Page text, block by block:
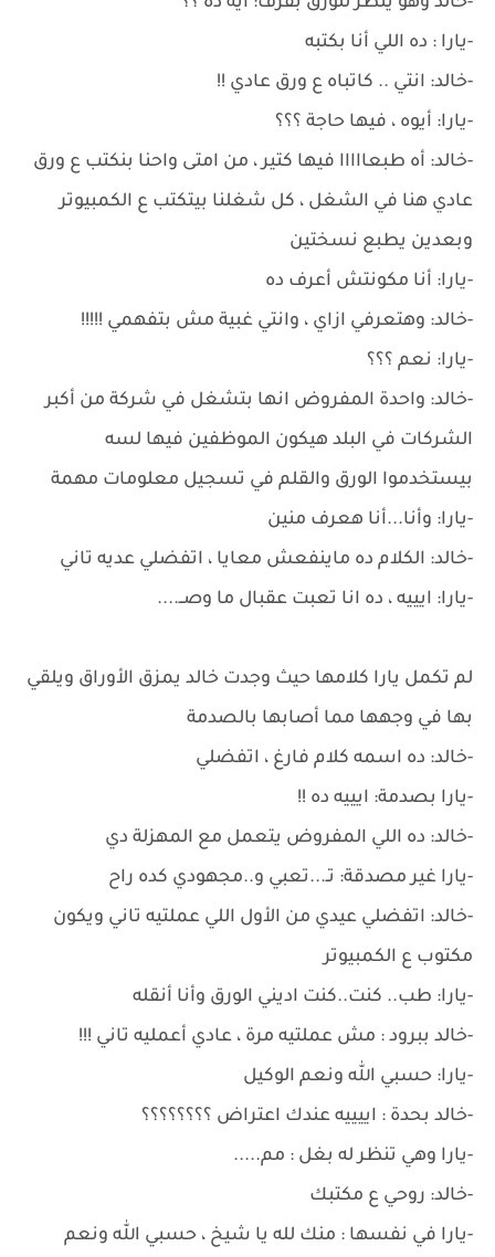
-يارا : ده اللي أنا بكتبه
-خالد: انتي .. كاتباه ع ورق عادي !!
-يارا: أيوه ، فيها حاجة ؟؟؟
-خالد: أه طبعااااا فيها كتير ، من امتى واحنا بنكتب ع ورق
عادي هنا في الشغل ، كل شغلنا بيتكتب ع الكمبيوتر
وبعدين يطبع نسختين
-يارا: أنا مكونتش أعرف ده
-خالد: وهتعرفي ازاي ، وانتي غبية مش بتفهمي !!!!!
-يارا: نعم ؟؟؟
-خالد: واحدة المفروض انها بتشغل في شركة من أكبر
الشركات في البلد هيكون الموظفين فيها لسه
بيستخدموا الورق والقلم في تسجيل معلومات مهمة
-يارا: وأنا...أنا هعرف منين
-خالد: الكلام ده ماينفعش معايا ، اتفضلي عديه تاني
-يارا: ايييه ، ده انا تعبت عقبال ما وصــ....
لم تكمل يارا كلامها حيث وجدت خالد يمزق الأوراق ويلقي
بها في وجهها مما أصابها بالصدمة
-خالد: ده اسمه كلام فارغ ، اتفضلي
-يارا بصدمة: ايييه ده !!
-خالد: ده اللي المفروض يتعمل مع المهزلة دي
-يارا غير مصدقة: تـ...تعبي و..مجهودي كده راح
-خالد: اتفضلي عيدي من الأول اللي عملتيه تاني ويكون
مكتوب ع الكمبيوتر
-يارا: طب.. كنت..كنت اديني الورق وأنا أنقله
-خالد ببرود : مش عملتيه مرة ، عادي أعمليه تاني !!!
-يارا: حسبي الله ونعم الوكيل
-خالد بحدة : اييييه عندك اعتراض ؟؟؟؟؟؟؟؟
-يارا وهي تنظر له بغل : مم.....
-خالد: روحي ع مكتبك
-يارا في نفسها : منك لله يا شيخ ، حسبي الله ونعم